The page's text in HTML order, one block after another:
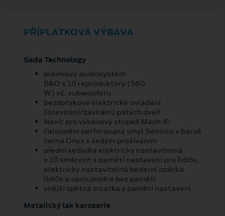
PŘÍPLATKOVÁ VÝBAVA
Sada Technology
prémiový audiosystém
B&O s 10 reproduktory (560
W) vč. subwooferu
bezdotykové elektrické ovládání
(otevírání/zavírání) pátých dveří
Navíc pro výbavový stupeň Mach-E:
čalounění perforovaný vinyl Sensico v barvě
černá Onyx s šedým prošíváním
přední sedadla elektricky nastavitelná
v 10 směrech s pamětí nastavení pro řidiče,
elektricky nastavitelná bederní opěrka
řidiče a spolujezdce bez paměti
vnější zpětná zrcátka s pamětí nastavení
Metalický lak karoserie